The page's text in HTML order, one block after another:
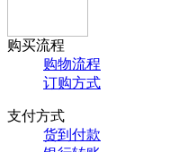
购买流程
购物流程
订购方式
支付方式
货到付款